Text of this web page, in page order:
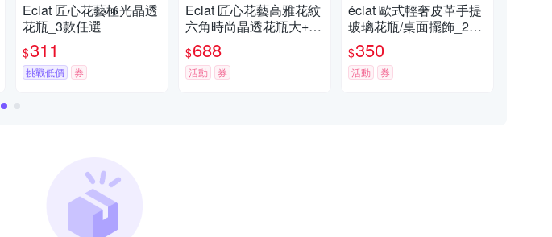
Eclat 匠心花藝極光晶透
花瓶_3款任選
$311
挑戰低價 券
Eclat 匠心花藝高雅花紋
六角時尚晶透花瓶大+小
_2款任選
$688
活動 券
éclat 歐式輕奢皮革手提
玻璃花瓶/桌面擺飾_2款
任選
$350
活動 券